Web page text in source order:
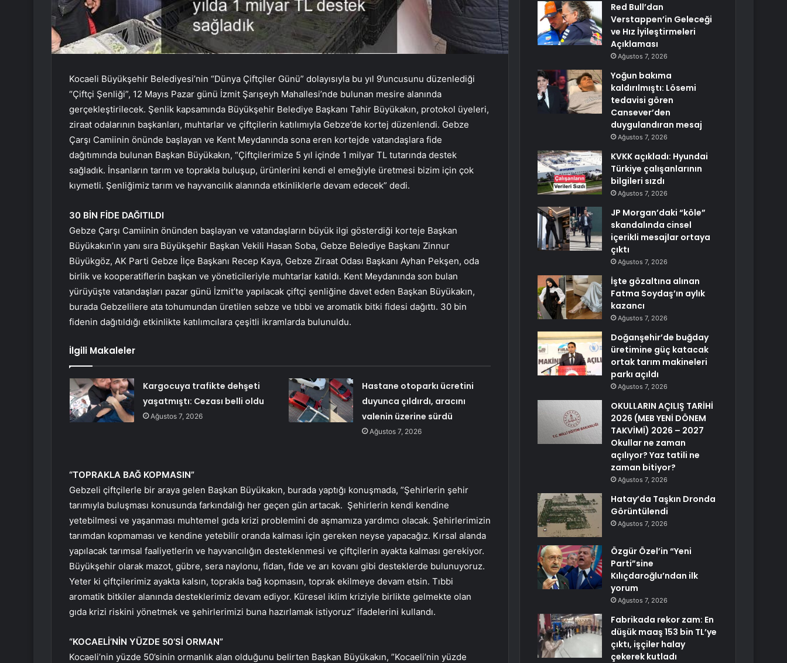
Kocaeli Büyükşehir Belediyesi’nin “Dünya Çiftçiler Günü” dolayısıyla bu yıl 9’uncusunu düzenlediği
“Çiftçi Şenliği”, 12 Mayıs Pazar günü İzmit Şarışeyh Mahallesi’nde bulunan mesire alanında
gerçekleştirilecek. Şenlik kapsamında Büyükşehir Belediye Başkanı Tahir Büyükakın, protokol üyeleri,
ziraat odalarının başkanları, muhtarlar ve çiftçilerin katılımıyla Gebze’de kortej düzenlendi. Gebze
Çarşı Camiinin önünde başlayan ve Kent Meydanında sona eren kortejde vatandaşlara fide
dağıtımında bulunan Başkan Büyükakın, “Çiftçilerimize 5 yıl içinde 1 milyar TL tutarında destek
sağladık. İnsanların tarım ve toprakla buluşup, ürünlerini kendi el emeğiyle üretmesi bizim için çok
kıymetli. Şenliğimiz tarım ve hayvancılık alanında etkinliklerle devam edecek” dedi.
30 BİN FİDE DAĞITILDI
Gebze Çarşı Camiinin önünden başlayan ve vatandaşların büyük ilgi gösterdiği korteje Başkan
Büyükakın’ın yanı sıra Büyükşehir Başkan Vekili Hasan Soba, Gebze Belediye Başkanı Zinnur
Büyükgöz, AK Parti Gebze İlçe Başkanı Recep Kaya, Gebze Ziraat Odası Başkanı Ayhan Pekşen, oda
birlik ve kooperatiflerin başkan ve yöneticileriyle muhtarlar katıldı. Kent Meydanında son bulan
yürüyüşte vatandaşları pazar günü İzmit’te yapılacak çiftçi şenliğine davet eden Başkan Büyükakın,
burada Gebzelilere ata tohumundan üretilen sebze ve tıbbi ve aromatik bitki fidesi dağıttı. 30 bin
fidenin dağıtıldığı etkinlikte katılımcılara çeşitli ikramlarda bulunuldu.
İlgili Makaleler
Kargocuya trafikte dehşeti
yaşatmıştı: Cezası belli oldu
Ağustos 7, 2026
Hastane otoparkı ücretini
duyunca çıldırdı, aracını
valenin üzerine sürdü
Ağustos 7, 2026
“TOPRAKLA BAĞ KOPMASIN”
Gebzeli çiftçilerle bir araya gelen Başkan Büyükakın, burada yaptığı konuşmada, ”Şehirlerin şehir
tarımıyla buluşması konusunda farkındalığı her geçen gün artacak. Şehirlerin kendi kendine
yetebilmesi ve yaşanması muhtemel gıda krizi problemini de aşmamıza yardımcı olacak. Şehirlerimizin
tarımdan kopmaması ve kendine yetebilir oranda kalması için gereken neyse yapacağız. Kırsal alanda
yapılacak tarımsal faaliyetlerin ve hayvancılığın desteklenmesi ve çiftçilerin ayakta kalması gerekiyor.
Büyükşehir olarak mazot, gübre, sera naylonu, fidan, fide ve arı kovanı gibi desteklerde bulunuyoruz.
Yeter ki çiftçilerimiz ayakta kalsın, toprakla bağ kopmasın, toprak ekilmeye devam etsin. Tıbbi
aromatik bitkiler alanında desteklerimiz devam ediyor. Küresel iklim kriziyle birlikte gelmekte olan
gıda krizi riskini yönetmek ve şehirlerimizi buna hazırlamak istiyoruz” ifadelerini kullandı.
“KOCAELİ’NİN YÜZDE 50’Sİ ORMAN”
Kocaeli’nin yüzde 50’sinin ormanlık alan olduğunu belirten Başkan Büyükakın, ”Kocaeli’nin yüzde
Red Bull’dan
Verstappen’in Geleceği
ve Hız İyileştirmeleri
Açıklaması
Ağustos 7, 2026
Yoğun bakıma
kaldırılmıştı: Lösemi
tedavisi gören
Cansever’den
duygulandıran mesaj
Ağustos 7, 2026
KVKK açıkladı: Hyundai
Türkiye çalışanlarının
bilgileri sızdı
Ağustos 7, 2026
JP Morgan’daki “köle”
skandalında cinsel
içerikli mesajlar ortaya
çıktı
Ağustos 7, 2026
İşte gözaltına alınan
Fatma Soydaş’ın aylık
kazancı
Ağustos 7, 2026
Doğanşehir’de buğday
üretimine güç katacak
ortak tarım makineleri
parkı açıldı
Ağustos 7, 2026
OKULLARIN AÇILIŞ TARİHİ
2026 (MEB YENİ DÖNEM
TAKVİMİ) 2026 – 2027
Okullar ne zaman
açılıyor? Yaz tatili ne
zaman bitiyor?
Ağustos 7, 2026
Hatay’da Taşkın Dronda
Görüntülendi
Ağustos 7, 2026
Özgür Özel’in “Yeni
Parti”sine
Kılıçdaroğlu’ndan ilk
yorum
Ağustos 7, 2026
Fabrikada rekor zam: En
düşük maaş 153 bin TL’ye
çıktı, işçiler halay
çekerek kutladı